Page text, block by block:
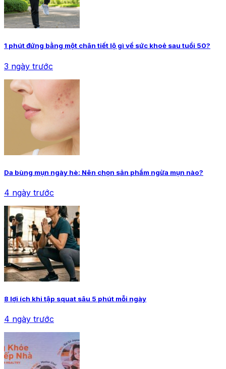
1 phút đứng bằng một chân tiết lộ gì về sức khoẻ sau tuổi 50?
3 ngày trước
Da bùng mụn ngày hè: Nên chọn sản phẩm ngừa mụn nào?
4 ngày trước
8 lợi ích khi tập squat sâu 5 phút mỗi ngày
4 ngày trước